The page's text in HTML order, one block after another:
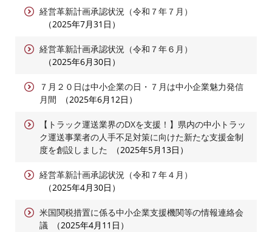
経営革新計画承認状況（令和７年７月）
2025年7月31日
経営革新計画承認状況（令和７年６月）
2025年6月30日
７月２０日は中小企業の日・７月は中小企業魅力発信
月間
2025年6月12日
【トラック運送業界のDXを支援！】県内の中小トラッ
ク運送事業者の人手不足対策に向けた新たな支援金制
度を創設しました
2025年5月13日
経営革新計画承認状況（令和７年４月）
2025年4月30日
米国関税措置に係る中小企業支援機関等の情報連絡会
議
2025年4月11日